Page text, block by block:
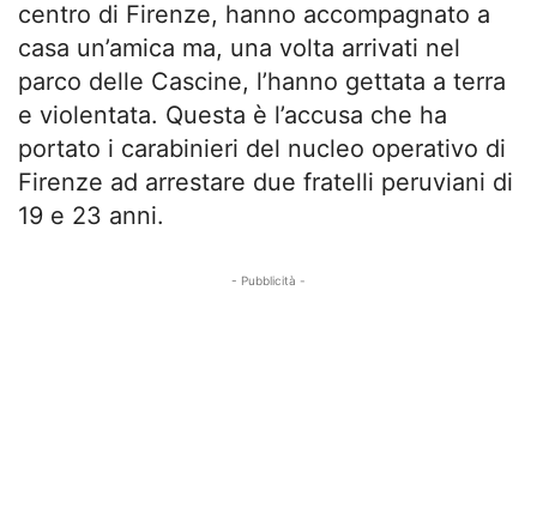
centro di Firenze, hanno accompagnato a
casa un’amica ma, una volta arrivati nel
parco delle Cascine, l’hanno gettata a terra
e violentata. Questa è l’accusa che ha
portato i carabinieri del nucleo operativo di
Firenze ad arrestare due fratelli peruviani di
19 e 23 anni.
- Pubblicità -